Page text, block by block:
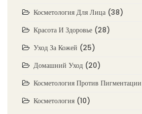
Косметология Для Лица (38)
Красота И Здоровье (28)
Уход За Кожей (25)
Домашний Уход (20)
Косметология Против Пигментации
Косметология (10)